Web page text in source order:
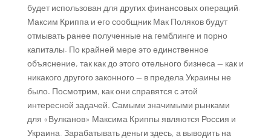
будет использован для других финансовых операций.
Максим Криппа и его сообщник Мак Поляков будут
отмывать ранее полученные на гемблинге и порно
капиталы. По крайней мере это единственное
объяснение, так как до этого отельного бизнеса — как и
никакого другого законного — в предела Украины не
было. Посмотрим, как они справятся с этой
интересной задачей. Самыми значимыми рынками
для «Вулканов» Максима Криппы являются Россия и
Украина. Зарабатывать деньги здесь, а выводить на